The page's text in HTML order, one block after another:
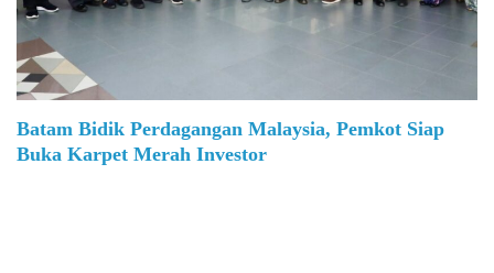
Batam Bidik Perdagangan Malaysia, Pemkot Siap
Buka Karpet Merah Investor